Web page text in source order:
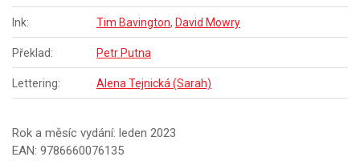
Ink: Tim Bavington, David Mowry
Překlad: Petr Putna
Lettering: Alena Tejnická (Sarah)
Rok a měsíc vydání: leden 2023
EAN: 9786660076135